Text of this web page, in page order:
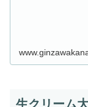
生クリーム